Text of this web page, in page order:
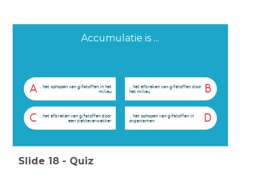
Accumulatie is ...
A .. het ophopen van gifstoffen in het
milieu
B
.. het afbreken van gifstoffen door
het milieu
C
.. het afbreken van gifstoffen door
een ziekteverwekker
D
.. het ophopen van gifstoffen in
organismen
Slide 18 - Quiz